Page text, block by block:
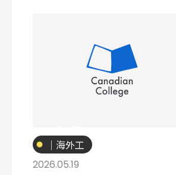
｜海外工
讀
2026.05.19